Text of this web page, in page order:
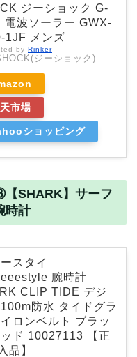
ジーショック G-
電波ソーラー GWX-
1JF メンズ
by Rinker
ジーショック)
市場
ショッピング
SHARK】サーフ
時計
スタイ
腕時計
CLIP TIDE デジ
防水 タイドグラ
ロンベルト ブラッ
ド 10027113 【正
品】